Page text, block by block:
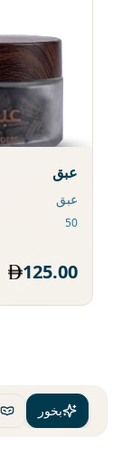
عبق
عبق
125.00
بخور